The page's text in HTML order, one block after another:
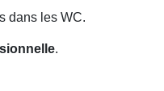
dans les WC.
.